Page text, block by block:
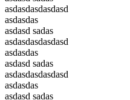
asdasdasdasdasd
asdasdas
asdasd sadas
asdasdasdasdasd
asdasdas
asdasd sadas
asdasdasdasdasd
asdasdas
asdasd sadas